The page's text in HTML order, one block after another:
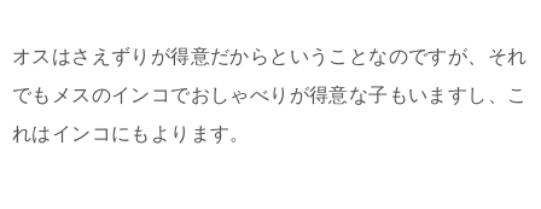
オスはさえずりが得意だからということなのですが、それ
でもメスのインコでおしゃべりが得意な子もいますし、こ
れはインコにもよります。